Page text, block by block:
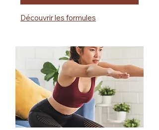
Découvrir les formules